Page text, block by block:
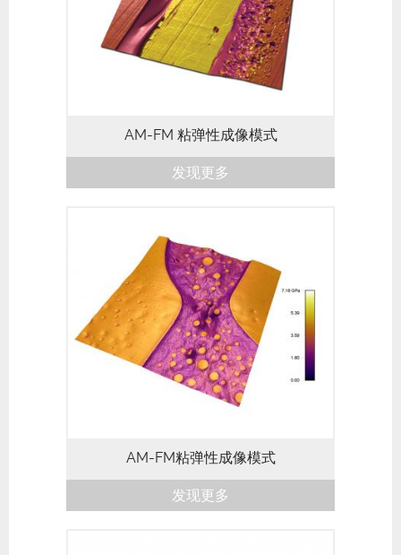
供非侵入性、高分辨率的形貌成像，并对第
二模式的共振进行量化分析，以预测材料的
弹性和损耗模量，以及针...
AM-FM 粘弹性成像模式
发现更多
Cypher 原子力显微镜的AM-FM模式融合
了常规轻敲模式的众多功能和优点，可以对
纳米机械特性进行成像。常规轻敲模式可提
供非侵入性、高分辨率的形貌成像，并对第
二模式的共振进行量化分析，以预测材料的
弹性和损耗模量，以及针...
AM-FM粘弹性成像模式
发现更多